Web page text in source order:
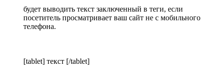
будет выводить текст заключенный в теги, если
посетитель просматривает ваш сайт не с мобильного
телефона.
[tablet] текст [/tablet]